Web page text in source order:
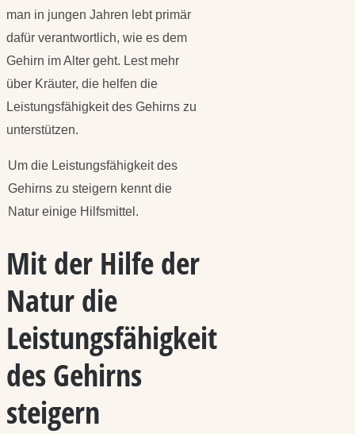
man in jungen Jahren lebt primär
dafür verantwortlich, wie es dem
Gehirn im Alter geht. Lest mehr
über Kräuter, die helfen die
Leistungsfähigkeit des Gehirns zu
unterstützen.
Um die Leistungsfähigkeit des
Gehirns zu steigern kennt die
Natur einige Hilfsmittel.
Mit der Hilfe der
Natur die
Leistungsfähigkeit
des Gehirns
steigern